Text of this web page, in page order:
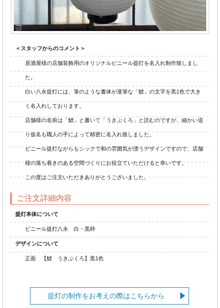
＜スタッフからのコメント＞
居酒屋様の店舗装飾用のオリジナルビニール提灯を名入れ制作致しまし
た。
白い八永提灯には、筆のような書体が達筆な「鰾」の文字を黒1色で大き
く名入れしております。
店舗様の名前は「鰾」と書いて「うきぶくろ」と読むのですが、細かい送
り仮名も職人の手によって精密に名入れ致しました。
ビニール提灯ながらもシックで和の雰囲気が漂うデザインですので、店舗
様の落ち着きのある空間づくりにお役立ていただけると幸いです。
この度はご注文いただきありがとうございました。
ご注文詳細内容
提灯本体について
ビニール提灯八永 白・黒枠
デザインについて
正面 【鰾 うきぶくろ】黒1色
提灯の制作をお考えの際はこちらから